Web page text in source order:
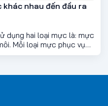
khác nhau đến đầu ra
dụng hai loại mực là: mực
Mỗi loại mực phục vụ
gốc nước hoạt động